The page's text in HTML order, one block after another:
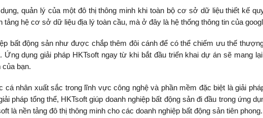
quản lý của một đô thị thông minh khi toàn bộ cơ sở dữ liệu thiết kế
hệ cơ sở dữ liệu địa lý toàn cầu, mà ở đây là hệ thống thông tin của
bất động sản như được chắp thêm đôi cánh để có thể chiếm ưu thế
Ứng dụng giải pháp HKTsoft ngay từ khi bắt đầu triển khai dự án sẽ mang
của bạn.
cá nhân xuất sắc trong lĩnh vực công nghệ và phần mềm đặc biệt là giải
pháp tổng thể, HKTsoft giúp doanh nghiệp bất động sản đi đầu trong ứng
là nền tảng đô thị thông minh cho các doanh nghiệp bất động sản tiên phong.